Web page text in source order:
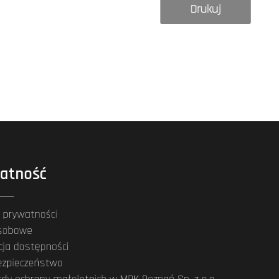
Drukuj
prywatności
dostępności